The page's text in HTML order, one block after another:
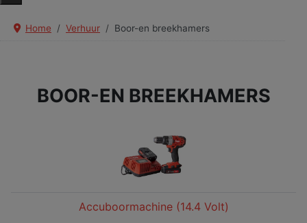
Home Verhuur Boor-en breekhamers
BOOR-EN BREEKHAMERS
Accuboormachine (14.4 Volt)